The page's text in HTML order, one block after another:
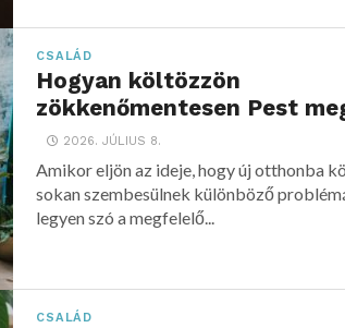
CSALÁD
Hogyan költözzön
zökkenőmentesen Pest
2026. JÚLIUS 8.
Amikor eljön az ideje, hogy új otthonba
sokan szembesülnek különböző
legyen szó a megfelelő...
CSALÁD